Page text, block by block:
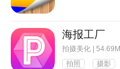
海报工厂
拍摄美化 | 54.69M
拍照
摄影